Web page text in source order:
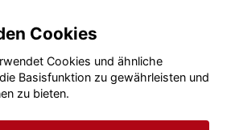
GmbH 2020 - 2026
Cookies
Cookies und ähnliche
Basisfunktion zu gewährleisten und
zu bieten.